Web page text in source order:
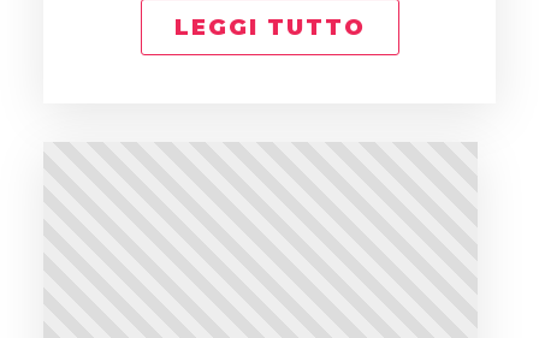
LEGGI TUTTO